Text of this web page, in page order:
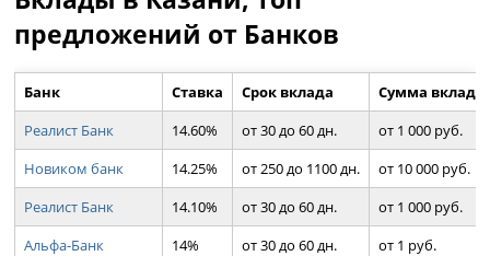
предложений от Банков
Банк Ставка Срок вклада
Сумма вклада
Реалист Банк
14.60% от 30 до 60 дн.
от 1 000 руб.
Новиком банк
14.25% от 250 до 1100 дн.
от 10 000 руб.
Реалист Банк
14.10% от 30 до 60 дн.
от 1 000 руб.
Альфа-Банк
14% от 30 до 60 дн.
от 1 руб.